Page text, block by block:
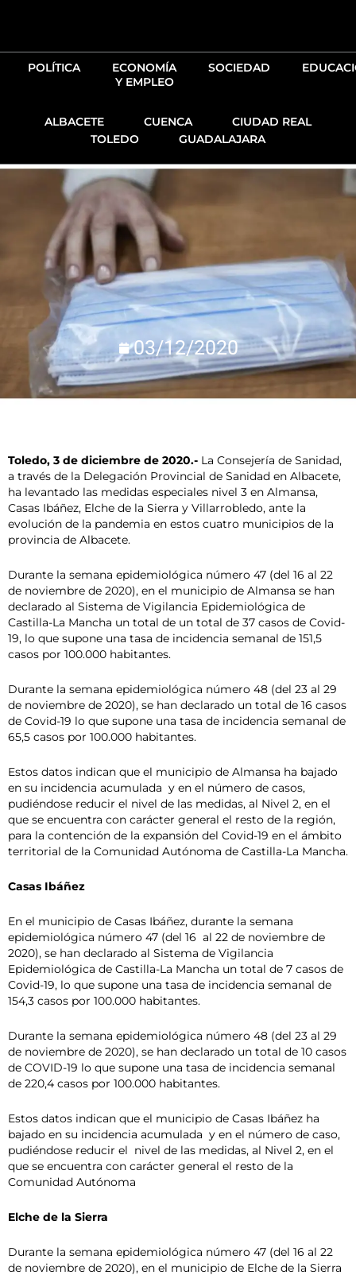
POLÍTICA
ECONOMÍA
Y EMPLEO
SOCIEDAD
ALBACETE CUENCA
CIUDAD REAL
TOLEDO
GUADALAJARA
03/12/2020
Toledo, 3 de diciembre de 2020.- La Consejería de Sanidad,
a través de la Delegación Provincial de Sanidad en Albacete,
ha levantado las medidas especiales nivel 3 en Almansa,
Casas Ibáñez, Elche de la Sierra y Villarrobledo, ante la
evolución de la pandemia en estos cuatro municipios de la
provincia de Albacete.
Durante la semana epidemiológica número 47 (del 16 al 22
de noviembre de 2020), en el municipio de Almansa se han
declarado al Sistema de Vigilancia Epidemiológica de
Castilla-La Mancha un total de un total de 37 casos de Covid-
19, lo que supone una tasa de incidencia semanal de 151,5
casos por 100.000 habitantes.
Durante la semana epidemiológica número 48 (del 23 al 29
de noviembre de 2020), se han declarado un total de 16 casos
de Covid-19 lo que supone una tasa de incidencia semanal de
65,5 casos por 100.000 habitantes.
Estos datos indican que el municipio de Almansa ha bajado
en su incidencia acumulada y en el número de casos,
pudiéndose reducir el nivel de las medidas, al Nivel 2, en el
que se encuentra con carácter general el resto de la región,
para la contención de la expansión del Covid-19 en el ámbito
territorial de la Comunidad Autónoma de Castilla-La Mancha.
Casas Ibáñez
En el municipio de Casas Ibáñez, durante la semana
epidemiológica número 47 (del 16 al 22 de noviembre de
2020), se han declarado al Sistema de Vigilancia
Epidemiológica de Castilla-La Mancha un total de 7 casos de
Covid-19, lo que supone una tasa de incidencia semanal de
154,3 casos por 100.000 habitantes.
Durante la semana epidemiológica número 48 (del 23 al 29
de noviembre de 2020), se han declarado un total de 10 casos
de COVID-19 lo que supone una tasa de incidencia semanal
de 220,4 casos por 100.000 habitantes.
Estos datos indican que el municipio de Casas Ibáñez ha
bajado en su incidencia acumulada y en el número de caso,
pudiéndose reducir el nivel de las medidas, al Nivel 2, en el
que se encuentra con carácter general el resto de la
Comunidad Autónoma
Elche de la Sierra
Durante la semana epidemiológica número 47 (del 16 al 22
de noviembre de 2020), en el municipio de Elche de la Sierra